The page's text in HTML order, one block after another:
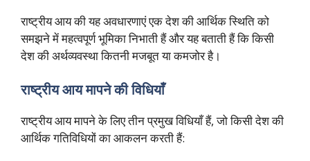
राष्ट्रीय आय की यह अवधारणाएं एक देश की आर्थिक स्थिति को
समझने में महत्वपूर्ण भूमिका निभाती हैं और यह बताती हैं कि किसी
देश की अर्थव्यवस्था कितनी मजबूत या कमजोर है।
राष्ट्रीय आय मापने की विधियाँ
राष्ट्रीय आय मापने के लिए तीन प्रमुख विधियाँ हैं, जो किसी देश की
आर्थिक गतिविधियों का आकलन करती हैं: